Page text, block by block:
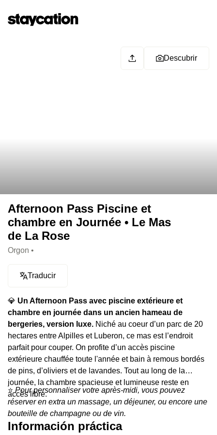
Descubrir
Afternoon Pass Piscine et
chambre en Journée • Le Mas
de La Rose
Orgon •
Traducir
💎 Un Afternoon Pass avec piscine extérieure et
chambre en journée dans un ancien hameau de
bergeries, version luxe. Niché au coeur d’un parc de 20
hectares entre Alpilles et Luberon, ce mas est l’endroit
parfait pour couper. On profite d’un accès piscine
extérieure chauffée toute l'année et bain à remous bordés
de pins, d’oliviers et de lavandes. Tout au long de la
journée, la chambre spacieuse et lumineuse reste en
accès libre.
⭐️ Pour personnaliser votre après-midi, vous pouvez
réserver en extra un massage, un déjeuner, ou encore une
bouteille de champagne ou de vin.
Información práctica